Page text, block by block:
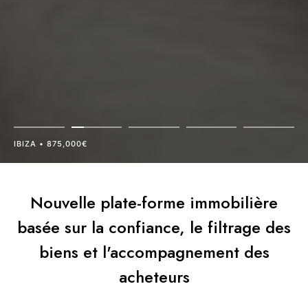
IBIZA • 875,000€
Nouvelle plate-forme immobilière
basée sur la confiance, le filtrage des
biens et l'accompagnement des
acheteurs